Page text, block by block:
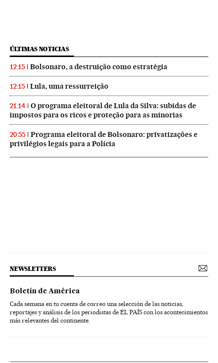
ÚLTIMAS NOTICIAS
12:15 Bolsonaro, a destruição como estratégia
12:15 Lula, uma ressurreição
21:14
O programa eleitoral de Lula da Silva: subidas de
impostos para os ricos e proteção para as minorias
20:55
Programa eleitoral de Bolsonaro: privatizações e
privilégios legais para a Polícia
NEWSLETTERS
Boletín de América
Cada semana en tu cuenta de correo una selección de las noticias,
reportajes y análisis de los periodistas de EL PAÍS con los acontecimientos
más relevantes del continente.